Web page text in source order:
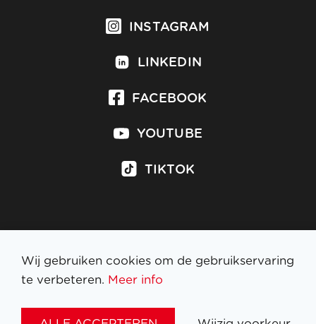
INSTAGRAM
LINKEDIN
FACEBOOK
YOUTUBE
TIKTOK
Inschrijven op nieuwsbrief
Wij gebruiken cookies om de gebruikservaring
te verbeteren. Meer info